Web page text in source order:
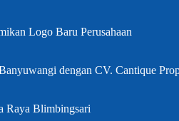
Logo Baru Perusahaan
dengan CV. Cantique
Raya Blimbingsari